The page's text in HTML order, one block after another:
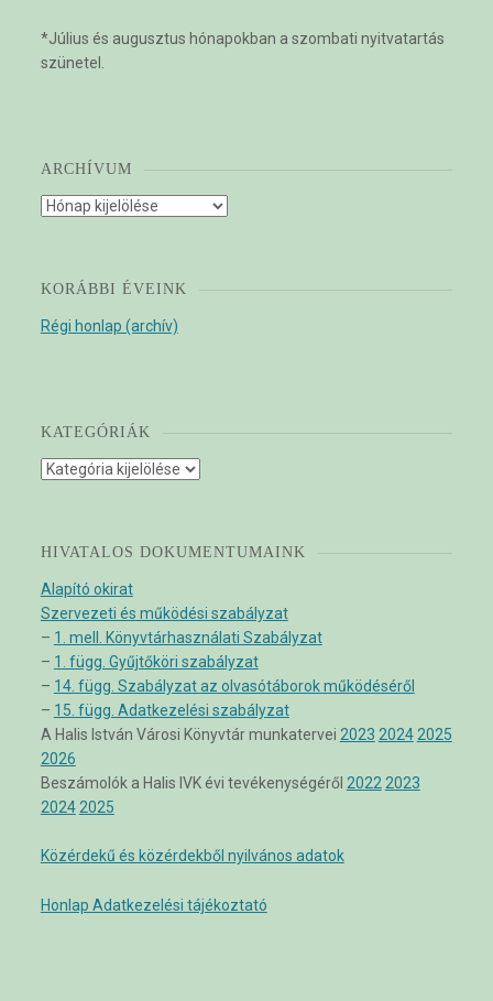
*Július és augusztus hónapokban a szombati nyitvatartás
szünetel.
ARCHÍVUM
Archívum
KORÁBBI ÉVEINK
Régi honlap (archív)
KATEGÓRIÁK
Kategóriák
HIVATALOS DOKUMENTUMAINK
Alapító okirat
Szervezeti és működési szabályzat
– 1. mell. Könyvtárhasználati Szabályzat
– 1. függ. Gyűjtőköri szabályzat
– 14. függ. Szabályzat az olvasótáborok működéséről
– 15. függ. Adatkezelési szabályzat
A Halis István Városi Könyvtár munkatervei 2023 2024 2025
2026
Beszámolók a Halis IVK évi tevékenységéről 2022 2023
2024 2025
Közérdekű és közérdekből nyilvános adatok
Honlap Adatkezelési tájékoztató